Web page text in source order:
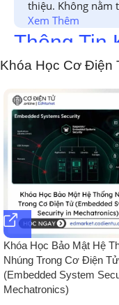
thiệu. Không nằm
Thông Tin
Chào mừng bạn đến
hiện đại,
vi mạch
Circuit)đóng vai trò
thống điện tử
ứng dụng cụ thể.
cho bạn kiến thức và
mạch ASIC, từ khâu
minh, đến tổng
tin tham gia vào các
các lĩnh vực đầy
dùng, và tự động hóa.
I. NỘI DUNG
Xem Thêm
Khóa Học Cơ Điện
Khóa Học Bảo Mật Hệ
Nhúng Trong Cơ Điện Tử
(Embedded System
Mechatronics)